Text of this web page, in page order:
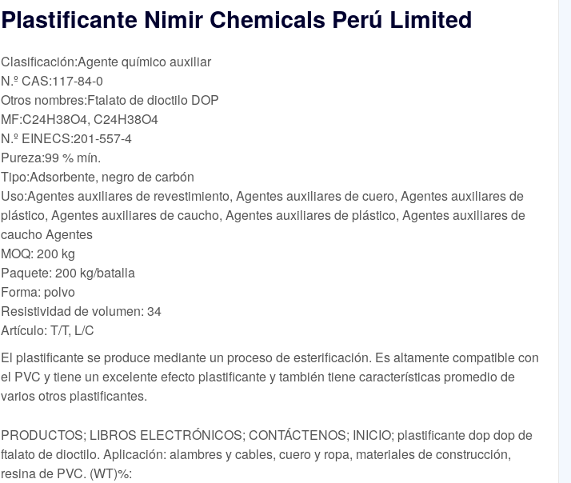
Plastificante Nimir Chemicals Perú Limited
Clasificación:Agente químico auxiliar
N.º CAS:117-84-0
Otros nombres:Ftalato de dioctilo DOP
MF:C24H38O4, C24H38O4
N.º EINECS:201-557-4
Pureza:99 % mín.
Tipo:Adsorbente, negro de carbón
Uso:Agentes auxiliares de revestimiento, Agentes auxiliares de cuero, Agentes auxiliares de
plástico, Agentes auxiliares de caucho, Agentes auxiliares de plástico, Agentes auxiliares de
caucho Agentes
MOQ: 200 kg
Paquete: 200 kg/batalla
Forma: polvo
Resistividad de volumen: 34
Artículo: T/T, L/C
El plastificante se produce mediante un proceso de esterificación. Es altamente compatible con
el PVC y tiene un excelente efecto plastificante y también tiene características promedio de
varios otros plastificantes.
PRODUCTOS; LIBROS ELECTRÓNICOS; CONTÁCTENOS; INICIO; plastificante dop dop de
ftalato de dioctilo. Aplicación: alambres y cables, cuero y ropa, materiales de construcción,
resina de PVC. (WT)%: